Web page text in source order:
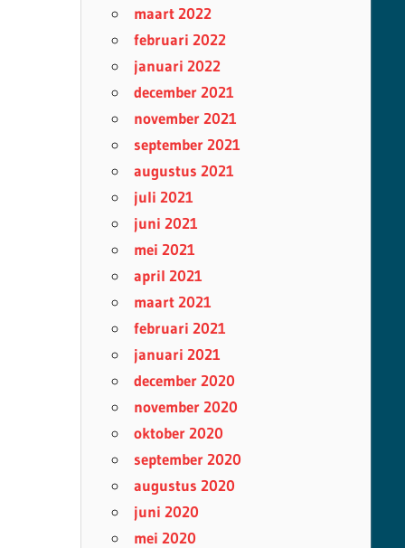
maart 2022
februari 2022
januari 2022
december 2021
november 2021
september 2021
augustus 2021
juli 2021
juni 2021
mei 2021
april 2021
maart 2021
februari 2021
januari 2021
december 2020
november 2020
oktober 2020
september 2020
augustus 2020
juni 2020
mei 2020